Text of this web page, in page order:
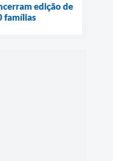
edição de
famílias